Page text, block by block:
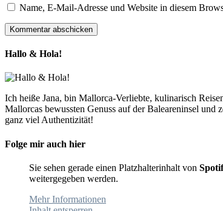
Name, E-Mail-Adresse und Website in diesem
Hallo & Hola!
Ich heiße Jana, bin Mallorca-Verliebte, kulinarisch
Mallorcas bewussten Genuss auf der Baleareninsel
ganz viel Authentizität!
Folge mir auch hier
Sie sehen gerade einen Platzhalterinhalt von
weitergegeben werden.
Mehr Informationen